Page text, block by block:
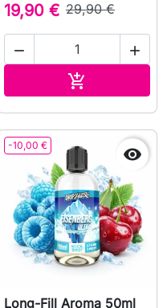
19,90 € 29,90 €
 

-10,00 € 
Long-Fill Aroma 50ml